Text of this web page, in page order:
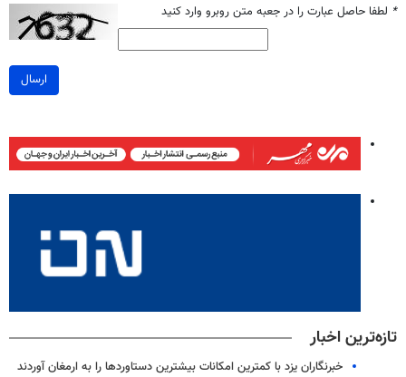
* لطفا حاصل عبارت را در جعبه متن روبرو وارد کنید
ارسال
تازه‌ترین اخبار
خبرنگاران یزد با کمترین امکانات بیشترین دستاوردها را به ارمغان آوردند